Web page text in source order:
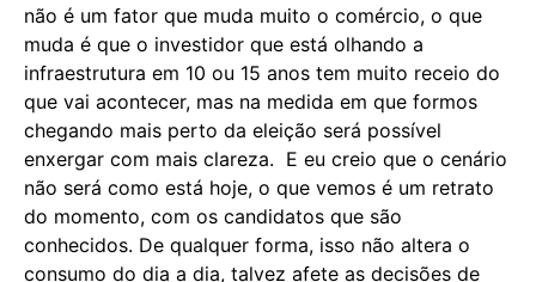
não é um fator que muda muito o comércio, o que
muda é que o investidor que está olhando a
infraestrutura em 10 ou 15 anos tem muito receio do
que vai acontecer, mas na medida em que formos
chegando mais perto da eleição será possível
enxergar com mais clareza. E eu creio que o cenário
não será como está hoje, o que vemos é um retrato
do momento, com os candidatos que são
conhecidos. De qualquer forma, isso não altera o
consumo do dia a dia, talvez afete as decisões de